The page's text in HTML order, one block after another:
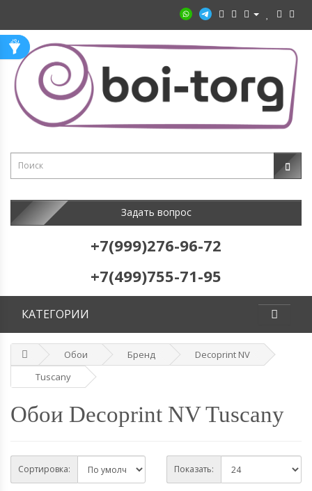
Задать вопрос
+7(999)276-96-72
+7(499)755-71-95
КАТЕГОРИИ
Обои Бренд
Decoprint NV
Tuscany
Обои Decoprint NV Tuscany
Сортировка: Показать: